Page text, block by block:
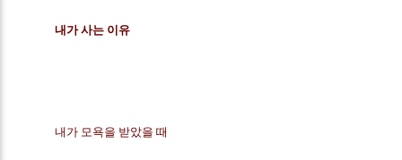
내가 사는 이유
내가 모욕을 받았을 때